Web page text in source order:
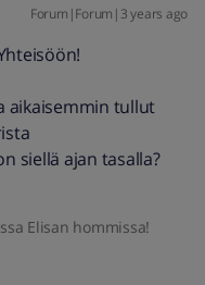
Forum|Forum|3 years ago
aikaisemmin tullut
siellä ajan tasalla?
Elisan hommissa!